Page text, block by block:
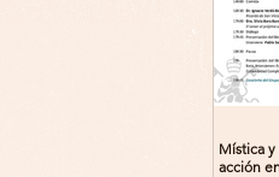
Mística
acción